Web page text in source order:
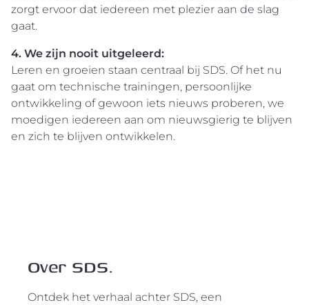
zorgt ervoor dat iedereen met plezier aan de slag
gaat.
4. We zijn nooit uitgeleerd:
Leren en groeien staan centraal bij SDS. Of het nu
gaat om technische trainingen, persoonlijke
ontwikkeling of gewoon iets nieuws proberen, we
moedigen iedereen aan om nieuwsgierig te blijven
en zich te blijven ontwikkelen.
Over SDS.
Ontdek het verhaal achter SDS, een